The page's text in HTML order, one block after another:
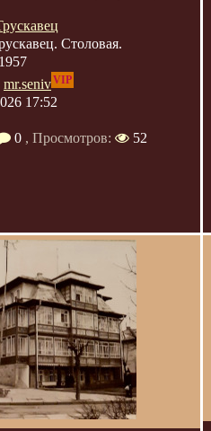
Столовая.
1957
mr.senivVIP
17:52
0 , Просмотров:
52